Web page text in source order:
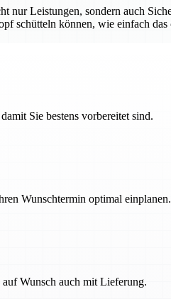
Leistungen, sondern auch
schütteln können, wie einfach
Sie bestens vorbereitet sind.
Wunschtermin optimal einplanen.
Wunsch auch mit Lieferung.